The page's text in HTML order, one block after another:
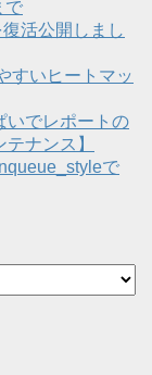
で
活公開しまし
すいヒートマッ
いでレポートの
ナンス】
で